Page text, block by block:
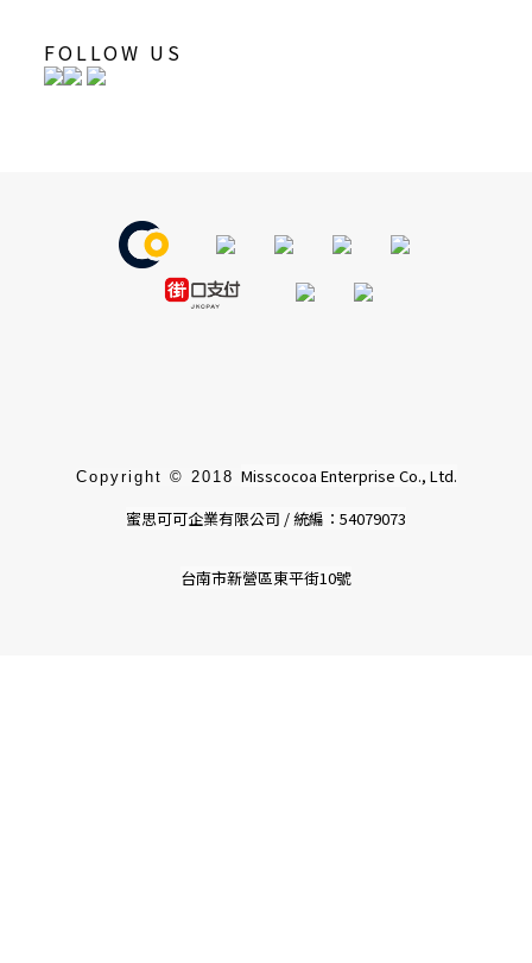
FOLLOW US
Copyright © 2018 Misscocoa Enterprise Co., Ltd.
蜜思可可企業有限公司 / 統編：54079073
台南市新營區東平街10號